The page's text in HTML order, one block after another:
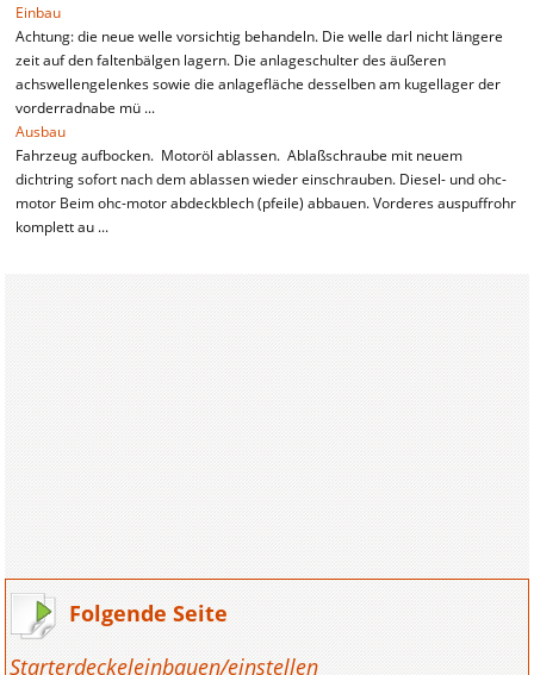
Einbau
Achtung: die neue welle vorsichtig behandeln. Die welle darl nicht längere
zeit auf den faltenbälgen lagern. Die anlageschulter des äußeren
achswellengelenkes sowie die anlagefläche desselben am kugellager der
vorderradnabe mü ...
Ausbau
Fahrzeug aufbocken. Motoröl ablassen. Ablaßschraube mit neuem
dichtring sofort nach dem ablassen wieder einschrauben. Diesel- und ohc-
motor Beim ohc-motor abdeckblech (pfeile) abbauen. Vorderes auspuffrohr
komplett au ...
Folgende Seite
Starterdeckeleinbauen/einstellen